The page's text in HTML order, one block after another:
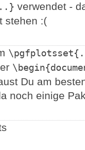
verwendet -
stehen :(
Du am
noch einige